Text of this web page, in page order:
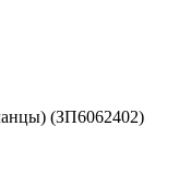
(ЗП6062402)